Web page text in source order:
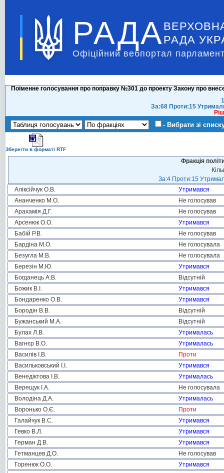
РАДА РАДА
Офіційний вебпортал
Поіменне голосування про поправку №301 до проекту Закону про
За:68 Проти:15
- Вибрати зі
Зберегти в форматі RTF
Фракція
За:4 Проти:15
Аліксійчук О.В.
Утримався
Ананченко М.О.
Не голосував
Арахамія Д.Г.
Не голосував
Арсенюк О.О.
Утримався
Бабій Р.В.
Не голосував
Бардіна М.О.
Не голосувала
Безугла М.В.
Не голосувала
Березін М.Ю.
Утримався
Богданець А.В.
Відсутній
Божик В.І.
Утримався
Бондаренко О.В.
Утримався
Бородін В.В.
Відсутній
Бужанський М.А.
Відсутній
Булах Л.В.
Утрималась
Вагнєр В.О.
Утрималась
Василів І.В.
Проти
Васильковський І.І.
Утримався
Венедіктова І.В.
Утрималась
Верещук І.А.
Не голосувала
Володіна Д.А.
Утрималась
Воронько О.Є.
Проти
Галайчук В.С.
Утримався
Гевко В.Л.
Утримався
Герман Д.В.
Утримався
Гетманцев Д.О.
Не голосував
Горенюк О.О.
Утримався